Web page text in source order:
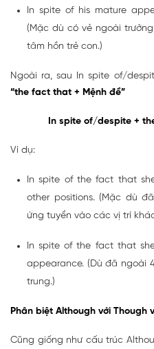
In spite of his mature
(Mặc dù có vẻ ngoài
tâm hồn trẻ con.)
Ngoài ra, sau In spite of/
“the fact that + Mệnh đề”
In spite of/despite +
Ví dụ:
In spite of the fact that
other positions. (Mặc dù
ứng tuyển vào các vị trí
In spite of the fact that
appearance. (Dù đã ngoài
trung.)
Phân biệt Although với Though
Cũng giống như cấu trúc